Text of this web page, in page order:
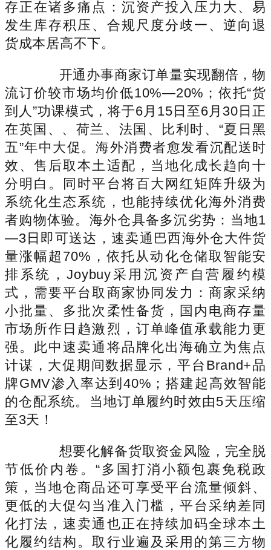
存正在诸多痛点：沉资产投入压力大、易
发生库存积压、合规尺度分歧一、逆向退
货成本居高不下。
开通办事商家订单量实现翻倍，物
流订价较市场均价低10%—20%；依托“货
到人”功课模式，将于6月15日至6月30日正
在英国、、荷兰、法国、比利时、“夏日黑
五”年中大促。海外消费者愈发看沉配送时
效、售后取本土适配，当地化成长趋向十
分明白。同时平台将百大网红矩阵升级为
系统化生态系统，也能持续优化海外消费
者购物体验。海外仓具备多沉劣势：当地1
—3日即可送达，速卖通巴西海外仓大件货
量涨幅超70%，依托从动化仓储取智能安
排系统，Joybuy采用沉资产自营履约模
式，需要平台取商家协同发力：商家采纳
小批量、多批次柔性备货，国内电商存量
市场所作日趋激烈，订单峰值承载能力更
强。此中速卖通将品牌化出海确立为焦点
计谋，大促期间数据显示，平台Brand+品
牌GMV渗入率达到40%；搭建起高效智能
的仓配系统。当地订单履约时效由5天压缩
至3天！
想要化解备货取资金风险，完全脱
节低价内卷。“多国打消小额包裹免税政
策，当地仓商品还可享受平台流量倾斜、
更低的大促勾当准入门槛，平台采纳差同
化打法，速卖通也正在持续加码全球本土
化履约结构。取行业遍及采用的第三方物